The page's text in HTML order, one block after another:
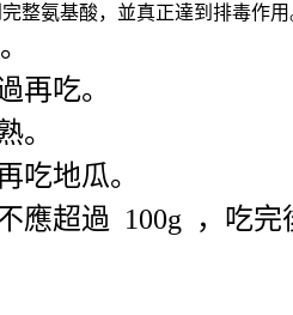
整氨基酸，並真正達到排毒作用
再吃。
。
吃地瓜。
應超過 100g ，吃完